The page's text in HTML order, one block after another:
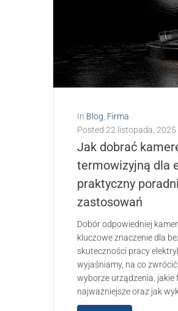
In Blog Firma
Posted 22 listopada, 2025
Jak dobrać
termowizyjną dla
praktyczny
zastosowań
Dobór odpowiedniej
kluczowe znaczenie dla
skuteczności pracy
wyjaśniamy, na co
wyborze urządzenia, jakie
najważniejsze oraz jak